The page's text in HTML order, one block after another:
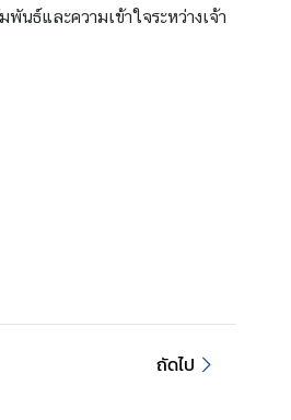
ธ์และความเข้าใจระหว่างเจ้า
ถัดไป